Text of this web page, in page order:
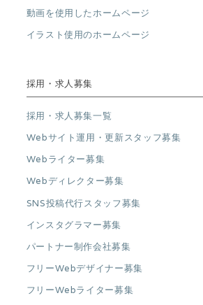
動画を使用したホームページ
イラスト使用のホームページ
採用・求人募集
採用・求人募集一覧
Webサイト運用・更新スタッフ募集
Webライター募集
Webディレクター募集
SNS投稿代行スタッフ募集
インスタグラマー募集
パートナー制作会社募集
フリーWebデザイナー募集
フリーWebライター募集